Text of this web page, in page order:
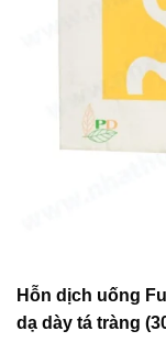
Hỗn dịch uống
dạ dày tá tràng